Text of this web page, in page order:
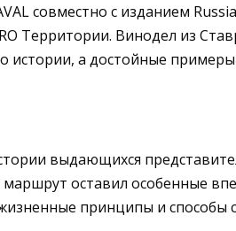
совместно с изданием
Территории. Винодел из
истории, а достойные
выдающихся
оставил особенные
принципы и способы